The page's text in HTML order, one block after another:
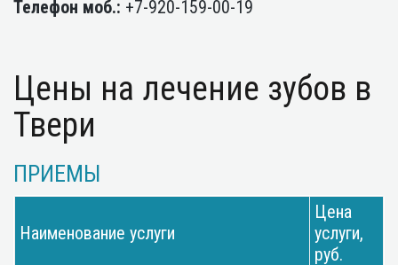
Телефон моб.: +7-920-159-00-19
Цены на лечение зубов в
Твери
ПРИЕМЫ
Наименование услуги
Цена
услуги,
руб.